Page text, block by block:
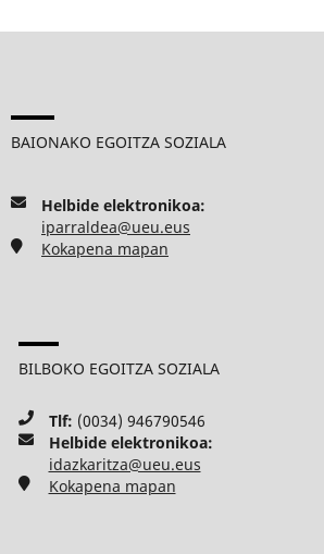
BAIONAKO EGOITZA SOZIALA
Helbide elektronikoa:
iparraldea@ueu.eus
Kokapena mapan
BILBOKO EGOITZA SOZIALA
Tlf: (0034) 946790546
Helbide elektronikoa:
idazkaritza@ueu.eus
Kokapena mapan